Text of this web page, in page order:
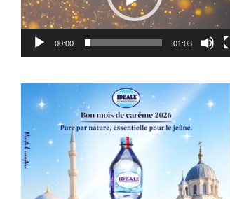
00:00 01:03